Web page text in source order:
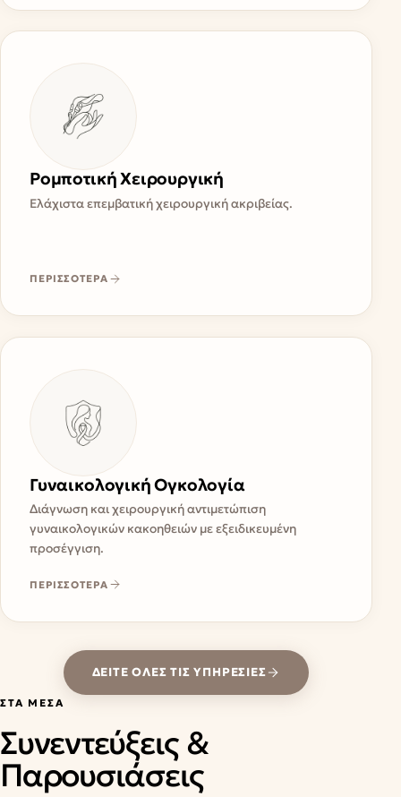
Ρομποτική Χειρουργική
Ελάχιστα επεμβατική χειρουργική ακριβείας.
ΠΕΡΙΣΣΟΤΕΡΑ
Γυναικολογική Ογκολογία
Διάγνωση και χειρουργική αντιμετώπιση
γυναικολογικών κακοηθειών με εξειδικευμένη
προσέγγιση.
ΠΕΡΙΣΣΟΤΕΡΑ
ΔΕΊΤΕ ΌΛΕΣ ΤΙΣ ΥΠΗΡΕΣΊΕΣ
ΣΤΑ ΜΈΣΑ
Συνεντεύξεις &
Παρουσιάσεις